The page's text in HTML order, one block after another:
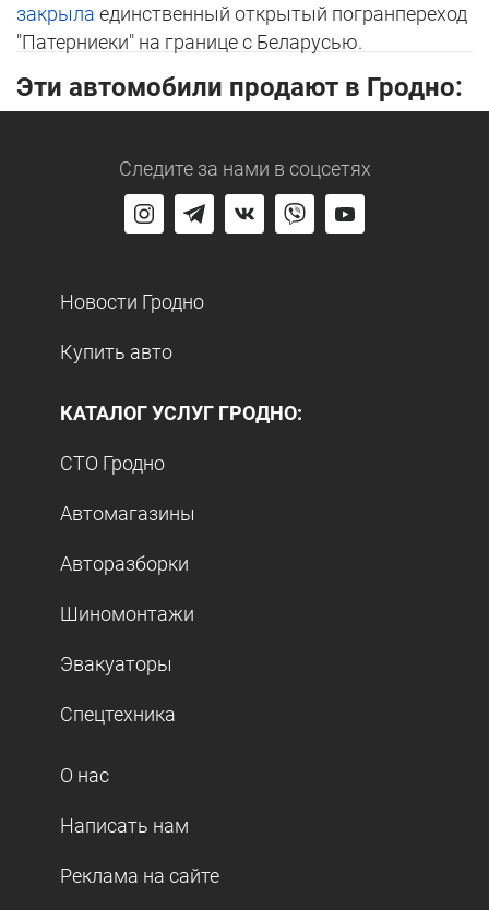
закрыла единственный открытый погранпереход
"Патерниеки" на границе с Беларусью.
Эти автомобили продают в Гродно:
Следите за нами в соцсетях
Новости Гродно
Купить авто
КАТАЛОГ УСЛУГ ГРОДНО:
СТО Гродно
Автомагазины
Авторазборки
Шиномонтажи
Эвакуаторы
Спецтехника
О нас
Написать нам
Реклама на сайте